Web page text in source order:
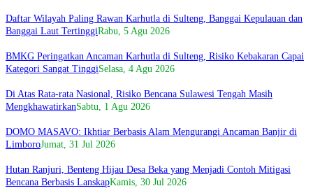
Daftar Wilayah Paling Rawan Karhutla di Sulteng, Banggai Kepulauan dan
Banggai Laut TertinggiRabu, 5 Agu 2026
BMKG Peringatkan Ancaman Karhutla di Sulteng, Risiko Kebakaran Capai
Kategori Sangat TinggiSelasa, 4 Agu 2026
Di Atas Rata-rata Nasional, Risiko Bencana Sulawesi Tengah Masih
MengkhawatirkanSabtu, 1 Agu 2026
DOMO MASAVO: Ikhtiar Berbasis Alam Mengurangi Ancaman Banjir di
LimboroJumat, 31 Jul 2026
Hutan Ranjuri, Benteng Hijau Desa Beka yang Menjadi Contoh Mitigasi
Bencana Berbasis LanskapKamis, 30 Jul 2026